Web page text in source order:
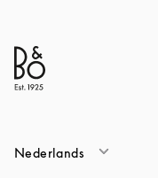
Nederlands